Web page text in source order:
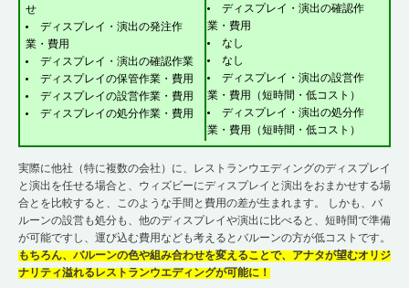
せ
ディスプレイ・演出の発注作
業・費用
ディスプレイ・演出の確認作業
ディスプレイの保管作業・費用
ディスプレイの設営作業・費用
ディスプレイの処分作業・費用
ディスプレイ・演出の確認作
業・費用
なし
なし
ディスプレイ・演出の設営作
業・費用（短時間・低コスト）
ディスプレイ・演出の処分作
業・費用（短時間・低コスト）
実際に他社（特に複数の会社）に、レストランウエディングのディスプレイ
と演出を任せる場合と、ウィズビーにディスプレイと演出をおまかせする場
合とを比較すると、このような手間と費用の差が生まれます。 しかも、バ
ルーンの設営も処分も、他のディスプレイや演出に比べると、短時間で準備
が可能ですし、運び込む費用なども考えるとバルーンの方が低コストです。
もちろん、バルーンの色や組み合わせを変えることで、アナタが望むオリジ
ナリティ溢れるレストランウエディングが可能に！